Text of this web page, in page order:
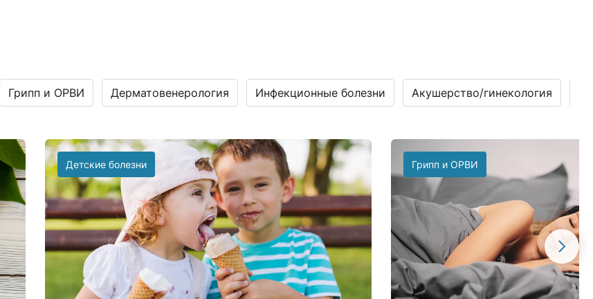
Грипп и ОРВИ Дерматовенерология Инфекционные болезни Акушерство/гинекология
Детские болезни Грипп и ОРВИ